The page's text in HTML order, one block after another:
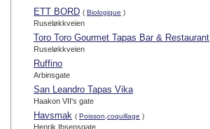
ETT BORD ( Biologique )
Ruseløkkveien
Toro Toro Gourmet Tapas Bar & Restaurant
Ruseløkkveien
Ruffino
Arbinsgate
San Leandro Tapas Vika
Haakon VII's gate
Havsmak ( Poisson,coquillage )
Henrik Ibsensgate